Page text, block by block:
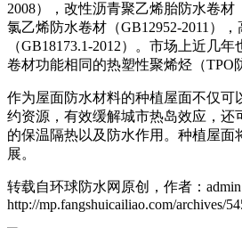
2008），改性沥青聚乙烯胎防水卷材
氯乙烯防水卷材（GB12952-2011）
（GB18173.1-2012）。市场上近几
卷材功能相同的热塑性聚烯烃（TPO
作为屋面防水材料的种植屋面不仅可
约资源，有效缓解城市热岛效应，还
的保温隔热以及防水作用。种植屋面
展。
转载自环球防水网原创，作者：
http://mp.fangshuicailiao.com/archives/